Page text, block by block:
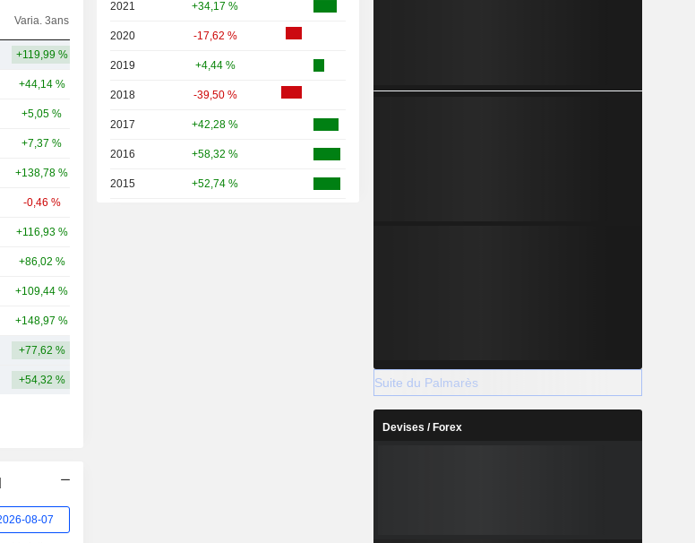
Varia. 3ans
+119,99 %
+44,14 %
+5,05 %
+7,37 %
+138,78 %
-0,46 %
+116,93 %
+86,02 %
+109,44 %
+148,97 %
+77,62 %
+54,32 %
2021 +34,17 %
2020 -17,62 %
2019 +4,44 %
2018 -39,50 %
2017 +42,28 %
2016 +58,32 %
2015 +52,74 %
Suite du Palmarès
Devises / Forex